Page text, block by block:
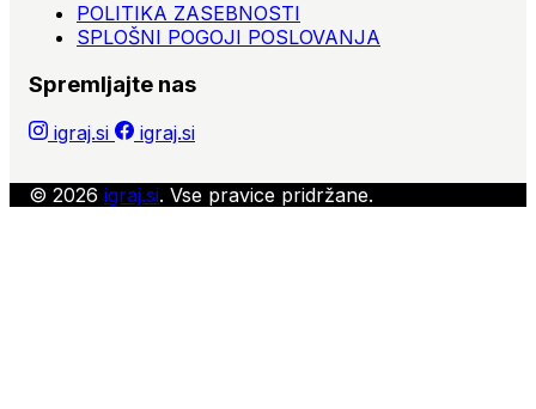
POLITIKA ZASEBNOSTI
SPLOŠNI POGOJI POSLOVANJA
Spremljajte nas
igraj.si igraj.si
© 2026 igraj.si. Vse pravice pridržane.